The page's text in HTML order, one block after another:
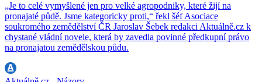
„Je to celé vymyšlené jen pro velké agropodniky, které žijí na
pronajaté půdě. Jsme kategoricky proti,“ řekl šéf Asociace
soukromého zemědělství ČR Jaroslav Šebek redakci Aktuálně.cz k
chystané vládní novele, která by zavedla povinné předkupní právo
na pronajatou zemědělskou půdu.